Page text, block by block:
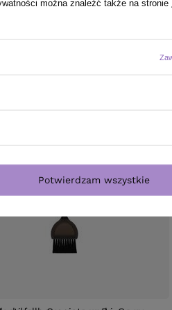
można znaleźć także na stronie
Potwierdzam wszystkie